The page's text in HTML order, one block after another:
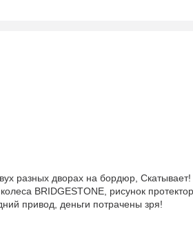
разных дворах на бордюр,
BRIDGESTONE, рисунок
привод, деньги потрачены зря!